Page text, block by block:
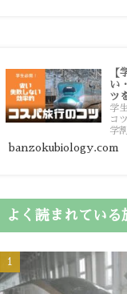
【
い
ツ
学
コ
学
18
ど
banzokubiology.com
よく読まれている